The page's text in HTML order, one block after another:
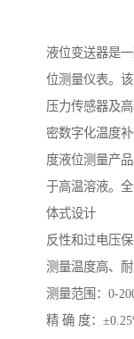
液位变送器是
位测量仪表。
压力传感器及
密数字化温度
度液位测量产
于高温溶液。
体式设计
反性和过电压
测量温度高、
测量范围：0-
精 确 度：